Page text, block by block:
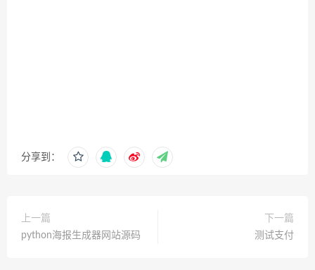
分享到：
上一篇
python海报生成器网站源码
下一篇
测试支付